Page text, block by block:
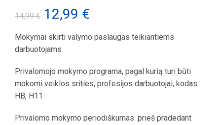
14,99€ Original
price
was:
14,99 €.
12,99 €
price
12,99 €.
Mokymai skirti valymo paslaugas teikiantiems
darbuotojams
Privalomojo mokymo programa, pagal kurią turi būti
mokomi veiklos srities, profesijos darbuotojai, kodas:
HB, H11
Privalomo mokymo periodiškumas: prieš pradedant